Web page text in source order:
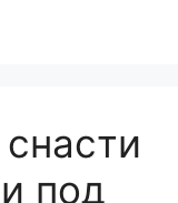
под